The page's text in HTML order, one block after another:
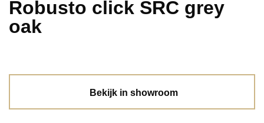
Robusto click SRC grey
oak
Bekijk in showroom